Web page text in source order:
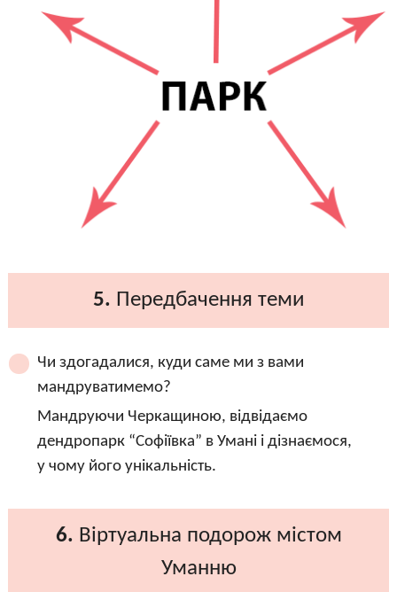
5. Передбачення теми
Чи здогадалися, куди саме ми з вами
мандруватимемо?
Мандруючи Черкащиною, відвідаємо
дендропарк “Софіївка” в Умані і дізнаємося,
у чому його унікальність.
6. Віртуальна подорож містом
Уманню